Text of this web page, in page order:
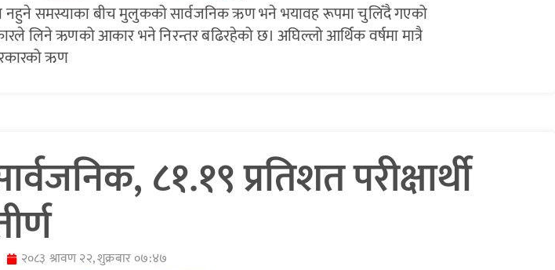
नहुने समस्याका बीच मुलुकको सार्वजनिक ऋण भने भयावह रूपमा चुलिँदै गएको
लिने ऋणको आकार भने निरन्तर बढिरहेको छ। अघिल्लो आर्थिक वर्षमा मात्रै
ऋण
८१.१९ प्रतिशत परीक्षार्थी
२०८३ श्रावण २२, शुक्रबार ०७:४७